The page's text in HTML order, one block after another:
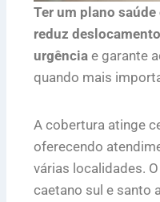
Ter um plano
reduz
urgência e garante
quando mais
A cobertura atinge
oferecendo
várias localidades.
caetano sul e santo